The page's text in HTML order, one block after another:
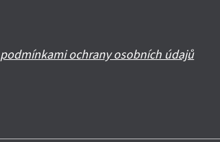
podmínkami ochrany osobních údajů